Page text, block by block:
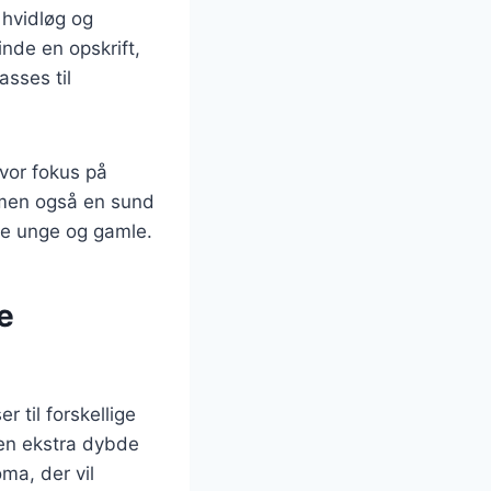
og
en opskrift,
til
fokus på
også en sund
unge og gamle.
til forskellige
ekstra dybde
der vil